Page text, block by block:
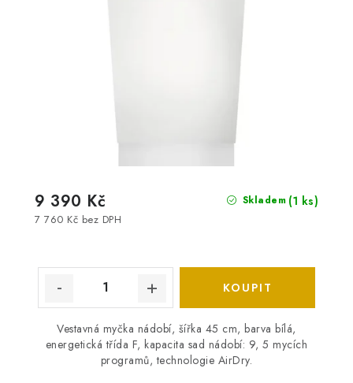
Skladem (1 ks)
7 760 Kč bez DPH
9 390 Kč
Vestavná myčka nádobí, šířka 45 cm, barva bílá,
energetická třída F, kapacita sad nádobí: 9, 5 mycích
programů, technologie AirDry.